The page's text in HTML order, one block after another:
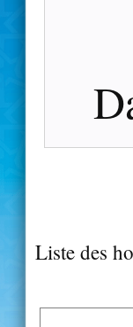
Liste des